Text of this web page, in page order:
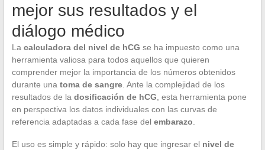
mejor sus resultados y el
diálogo médico
La calculadora del nivel de hCG se ha impuesto como una
herramienta valiosa para todos aquellos que quieren
comprender mejor la importancia de los números obtenidos
durante una toma de sangre. Ante la complejidad de los
resultados de la dosificación de hCG , esta herramienta pone
en perspectiva los datos individuales con las curvas de
referencia adaptadas a cada fase del embarazo
El uso es simple y rápido: solo hay que ingresar el nivel de